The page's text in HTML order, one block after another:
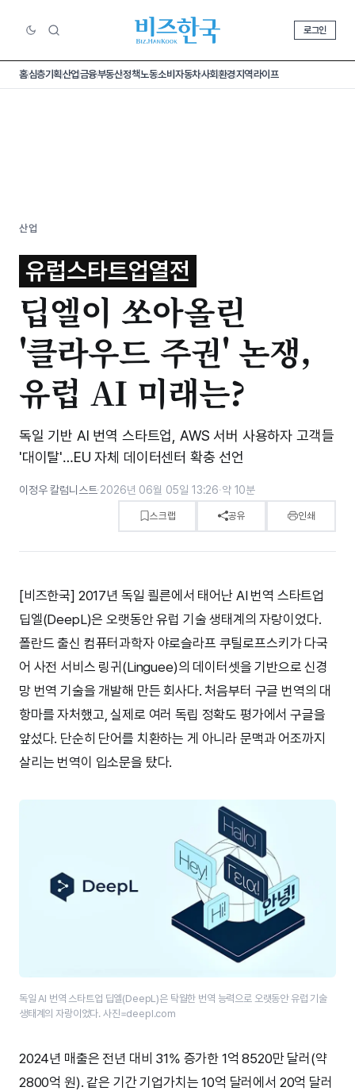
로그인
홈심층기획산업금융부동산정책노동소비 자동차사회환경지역라이프
산업
유럽스타트업열전
딥엘이 쏘아올린
'클라우드 주권' 논쟁,
유럽 AI 미래는?
독일 기반 AI 번역 스타트업, AWS 서버 사용하자 고객들
'대이탈'…EU 자체 데이터센터 확충 선언
이정우 칼럼니스트·2026년 06월 05일 13:26·약 10분
스크랩 공유 인쇄
[비즈한국] 2017년 독일 쾰른에서 태어난 AI 번역 스타트업
딥엘(DeepL)은 오랫동안 유럽 기술 생태계의 자랑이었다.
폴란드 출신 컴퓨터과학자 야로슬라프 쿠틸로프스키가 다국
어 사전 서비스 링귀(Linguee)의 데이터셋을 기반으로 신경
망 번역 기술을 개발해 만든 회사다. 처음부터 구글 번역의 대
항마를 자처했고, 실제로 여러 독립 정확도 평가에서 구글을
앞섰다. 단순히 단어를 치환하는 게 아니라 문맥과 어조까지
살리는 번역이 입소문을 탔다.
독일 AI 번역 스타트업 딥엘(DeepL)은 탁월한 번역 능력으로 오랫동안 유럽 기술
생태계의 자랑이었다. 사진=deepl.com
2024년 매출은 전년 대비 31% 증가한 1억 8520만 달러(약
2800억 원). 같은 기간 기업가치는 10억 달러에서 20억 달러